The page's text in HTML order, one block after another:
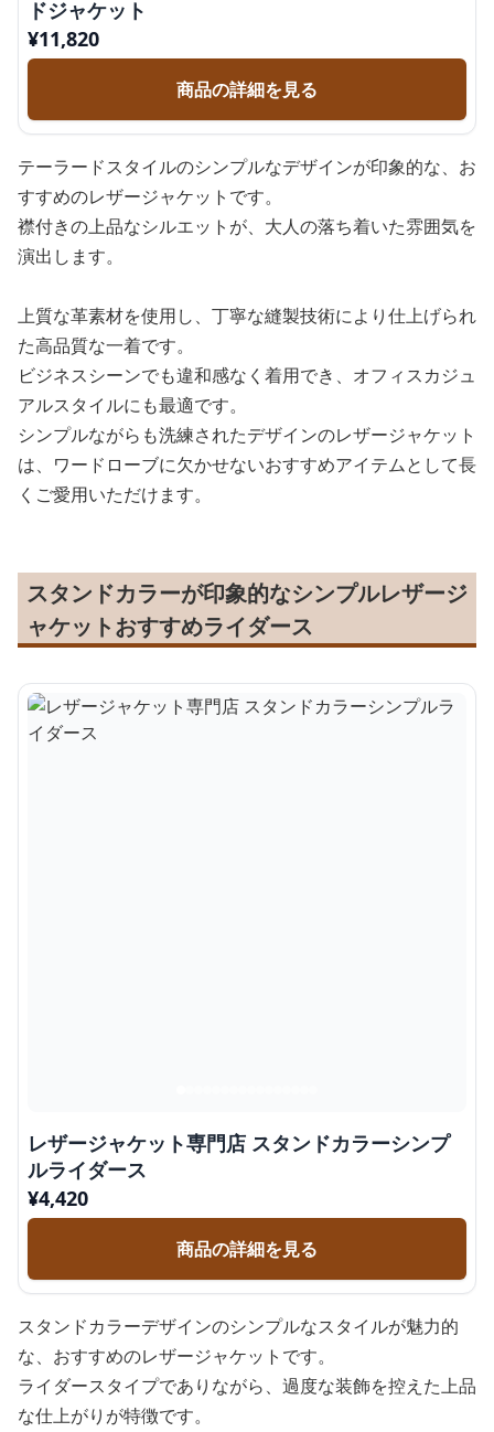
ドジャケット
¥11,820
商品の詳細を見る
テーラードスタイルのシンプルなデザインが印象的な、お
すすめのレザージャケットです。
襟付きの上品なシルエットが、大人の落ち着いた雰囲気を
演出します。
上質な革素材を使用し、丁寧な縫製技術により仕上げられ
た高品質な一着です。
ビジネスシーンでも違和感なく着用でき、オフィスカジュ
アルスタイルにも最適です。
シンプルながらも洗練されたデザインのレザージャケット
は、ワードローブに欠かせないおすすめアイテムとして長
くご愛用いただけます。
スタンドカラーが印象的なシンプルレザージ
ャケットおすすめライダース
レザージャケット専門店 スタンドカラーシンプ
ルライダース
¥4,420
商品の詳細を見る
スタンドカラーデザインのシンプルなスタイルが魅力的
な、おすすめのレザージャケットです。
ライダースタイプでありながら、過度な装飾を控えた上品
な仕上がりが特徴です。